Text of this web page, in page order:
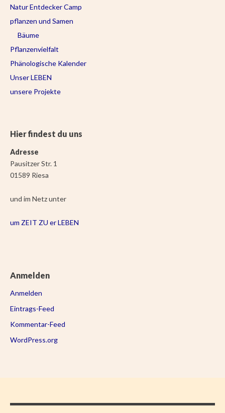
Natur Entdecker Camp
pflanzen und Samen
Bäume
Pflanzenvielfalt
Phänologische Kalender
Unser LEBEN
unsere Projekte
Hier findest du uns
Adresse
Pausitzer Str. 1
01589 Riesa
und im Netz unter
um ZEIT ZU er LEBEN
Anmelden
Anmelden
Eintrags-Feed
Kommentar-Feed
WordPress.org